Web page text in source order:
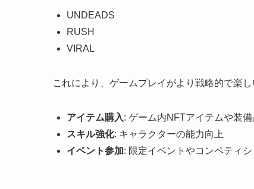
UNDEADS
RUSH
VIRAL
これにより、ゲームプレイがより戦略的で楽し
アイテム購入: ゲーム内NFTアイテムや装備
スキル強化: キャラクターの能力向上
イベント参加: 限定イベントやコンペティ